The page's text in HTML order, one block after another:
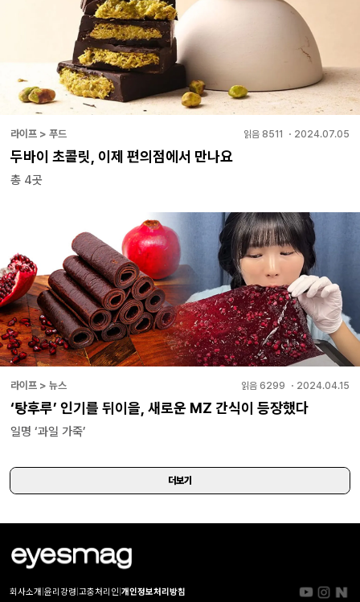
라이프 > 푸드 읽음 8511 ・ 2024.07.05
두바이 초콜릿, 이제 편의점에서 만나요
총 4곳
라이프 > 뉴스 읽음 6299 ・ 2024.04.15
‘탕후루’ 인기를 뒤이을, 새로운 MZ 간식이 등장했다
일명 ‘과일 가죽’
더보기
회사소개 윤리강령 고충처리인 개인정보처리방침